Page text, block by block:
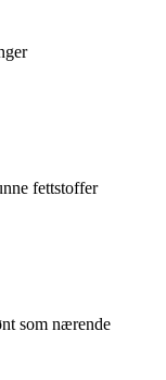
fettstoffer
som nærende